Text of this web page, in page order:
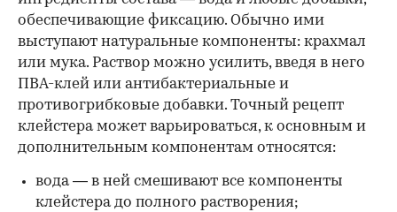
обеспечивающие фиксацию. Обычно ими
выступают натуральные компоненты: крахмал
или мука. Раствор можно усилить, введя в него
ПВА-клей или антибактериальные и
противогрибковые добавки. Точный рецепт
клейстера может варьироваться, к основным и
дополнительным компонентам относятся:
вода — в ней смешивают все компоненты
клейстера до полного растворения;